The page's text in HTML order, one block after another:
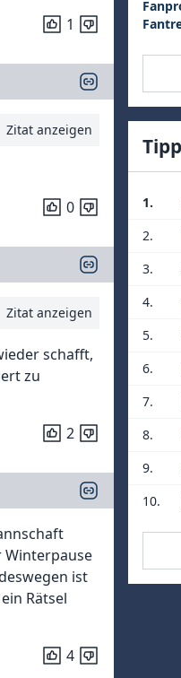
1
Zitat anzeigen
0
Zitat anzeigen
schafft,
zu
2
Winterpause
ist
Rätsel
4
1.
2.
3.
4.
5.
6.
7.
8.
9.
10.